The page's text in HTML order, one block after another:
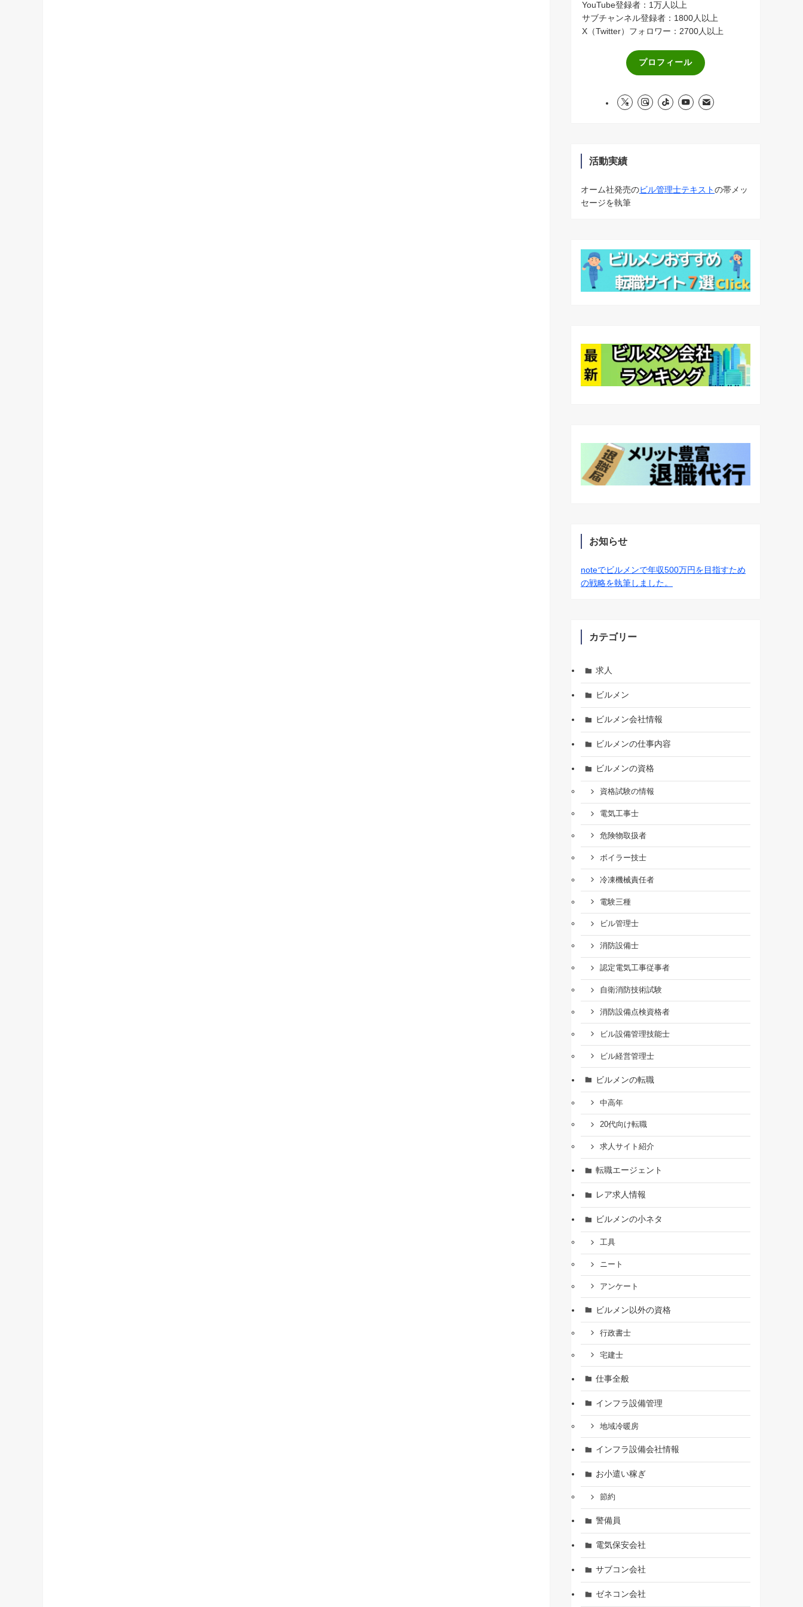
YouTube登録者：1万人以上
サブチャンネル登録者：1800人以上
X（Twitter）フォロワー：2700人以上
プロフィール
活動実績
オーム社発売のビル管理士テキストの帯メッ
セージを執筆
お知らせ
noteでビルメンで年収500万円を目指すため
の戦略を執筆しました。
カテゴリー
求人
ビルメン
ビルメン会社情報
ビルメンの仕事内容
ビルメンの資格
資格試験の情報
電気工事士
危険物取扱者
ボイラー技士
冷凍機械責任者
電験三種
ビル管理士
消防設備士
認定電気工事従事者
自衛消防技術試験
消防設備点検資格者
ビル設備管理技能士
ビル経営管理士
ビルメンの転職
中高年
20代向け転職
求人サイト紹介
転職エージェント
レア求人情報
ビルメンの小ネタ
工具
ニート
アンケート
ビルメン以外の資格
行政書士
宅建士
仕事全般
インフラ設備管理
地域冷暖房
インフラ設備会社情報
お小遣い稼ぎ
節約
警備員
電気保安会社
サブコン会社
ゼネコン会社